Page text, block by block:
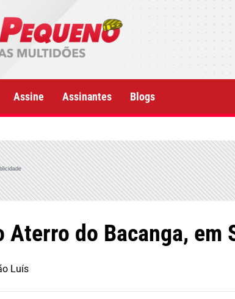
Assine Assinantes Blogs
do Bacanga, em
Luís